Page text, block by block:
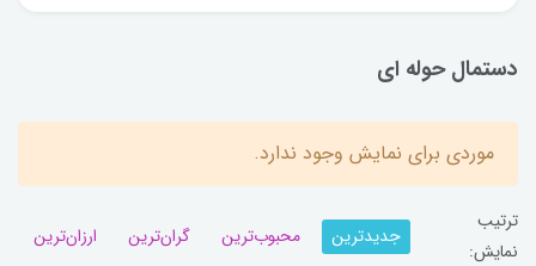
دستمال حوله ای
موردی برای نمایش وجود ندارد.
ترتیب
نمایش:
جدیدترین محبوب‌ترین گران‌ترین ارزان‌ترین